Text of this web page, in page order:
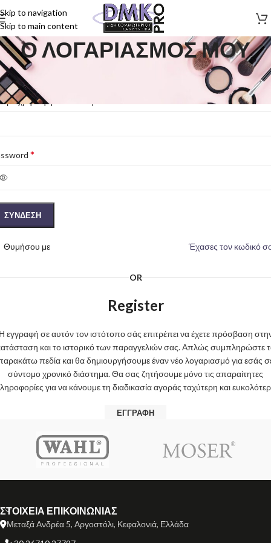
Skip to navigation
Skip to main content
Ο ΛΟΓΑΡΙΑΣΜΟΣ ΜΟΥ
χρήστη ή διεύθυνση email
*
ΣΥΝΔΕΣΗ
Έχασες τον κωδικό
Θυμήσου με
OR
Register
εγγραφή σε αυτόν τον ιστότοπο σάς επιτρέπει να έχετε πρόσβαση
και το ιστορικό των παραγγελιών σας. Απλώς συμπληρώστε
πεδία και θα δημιουργήσουμε έναν νέο λογαριασμό για εσάς
σύντομο χρονικό διάστημα. Θα σας ζητήσουμε μόνο τις απαραίτητες
για να κάνουμε τη διαδικασία αγοράς ταχύτερη και
ΕΓΓΡΑΦΉ
ΣΤΟΙΧΕΙΑ ΕΠΙΚΟΙΝΩΝΙΑΣ
Μεταξά Ανδρέα 5, Αργοστόλι, Κεφαλονιά, Ελλάδα